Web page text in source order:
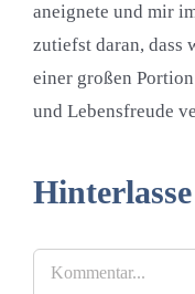
aneignete und mir
zutiefst daran,
einer großen
und Lebensfreude
Kommentar